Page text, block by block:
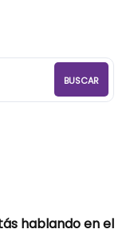
BUSCAR
hablando en el